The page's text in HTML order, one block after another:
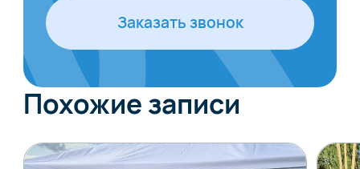
Заказать звонок
Похожие записи